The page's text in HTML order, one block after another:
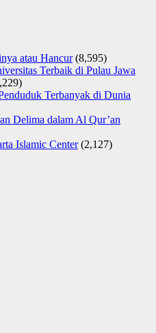
atau Hancur (8,595)
Terbaik di Pulau Jawa
Terbanyak di Dunia
Delima dalam Al Qur’an
Islamic Center (2,127)